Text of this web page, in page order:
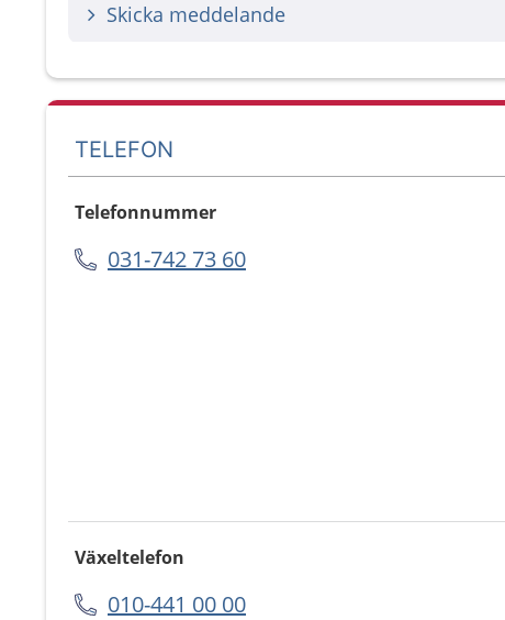
Skicka meddelande
TELEFON
Telefonnummer
031-742 73 60
Växeltelefon
010-441 00 00